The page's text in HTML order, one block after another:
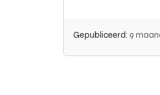
Gepubliceerd: 9